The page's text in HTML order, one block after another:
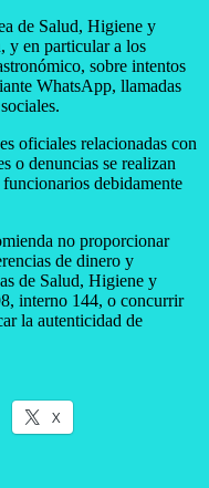
de Salud, Higiene y
y en particular a los
sobre intentos
WhatsApp, llamadas
oficiales relacionadas con
o denuncias se realizan
debidamente
no proporcionar
de dinero y
de Salud, Higiene y
interno 144, o concurrir
la autenticidad de
X